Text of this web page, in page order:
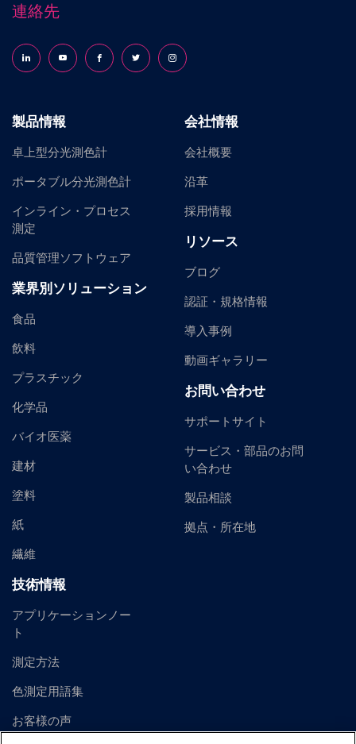
連絡先
Follow us on LinkedInFollow us on YouTubeFollow us on Facebook
Follow us on X (formerly Twitter)
Follow us on Instagram
製品情報
卓上型分光測色計
ポータブル分光測色計
インライン・プロセス
測定
品質管理ソフトウェア
業界別ソリューション
食品
飲料
プラスチック
化学品
バイオ医薬
建材
塗料
紙
繊維
技術情報
アプリケーションノー
ト
測定方法
色測定用語集
お客様の声
会社情報
会社概要
沿革
採用情報
リソース
ブログ
認証・規格情報
導入事例
動画ギャラリー
お問い合わせ
サポートサイト
サービス・部品のお問
い合わせ
製品相談
拠点・所在地